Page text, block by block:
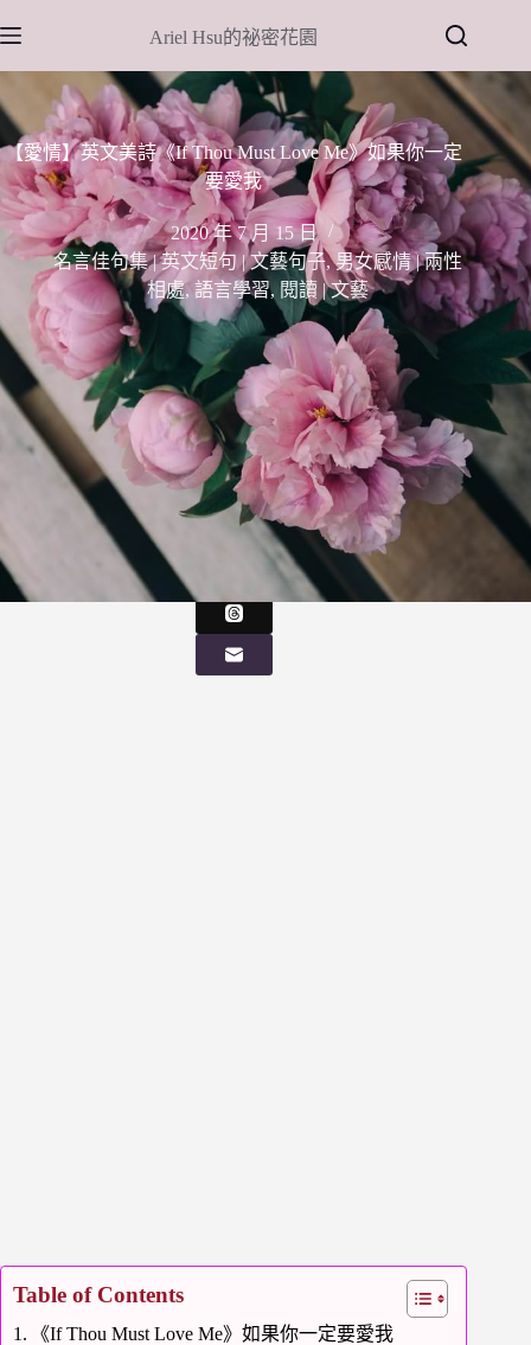
至
主
要
內
容
Ariel Hsu的祕密花園
【愛情】英文美詩《If Thou Must Love Me》如果你一定
要愛我
2020 年 7 月 15 日
名言佳句集 | 英文短句 | 文藝句子,男女感情 | 兩性
相處, 語言學習, 閱讀 | 文藝
Table of Contents
《If Thou Must Love Me》如果你一定要愛我